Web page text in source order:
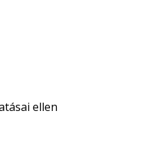
ellen